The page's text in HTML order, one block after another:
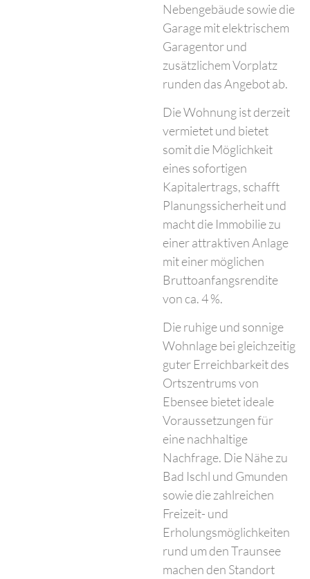
Nebengebäude sowie die
Garage mit elektrischem
Garagentor und
zusätzlichem Vorplatz
runden das Angebot ab.
Die Wohnung ist derzeit
vermietet und bietet
somit die Möglichkeit
eines sofortigen
Kapitalertrags, schafft
Planungssicherheit und
macht die Immobilie zu
einer attraktiven Anlage
mit einer möglichen
Bruttoanfangsrendite
von ca. 4 %.
Die ruhige und sonnige
Wohnlage bei gleichzeitig
guter Erreichbarkeit des
Ortszentrums von
Ebensee bietet ideale
Voraussetzungen für
eine nachhaltige
Nachfrage. Die Nähe zu
Bad Ischl und Gmunden
sowie die zahlreichen
Freizeit- und
Erholungsmöglichkeiten
rund um den Traunsee
machen den Standort